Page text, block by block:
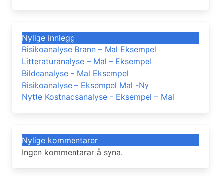
Nylige innlegg
Risikoanalyse Brann – Mal Eksempel
Litteraturanalyse – Mal – Eksempel
Bildeanalyse – Mal Eksempel
Risikoanalyse – Eksempel Mal -Ny
Nytte Kostnadsanalyse – Eksempel – Mal
Nylige kommentarer
Ingen kommentarar å syna.